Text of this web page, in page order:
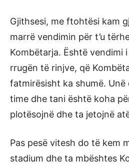
Gjithsesi, me ftohtësi kam
marrë vendimin për t’u
Kombëtarja. Është vendimi
rrugën të rinjve, që
fatmirësisht ka shumë. Unë
time dhe tani është koha
plotësojnë dhe ta jetojnë
Pas pesë vitesh do të kem
stadium dhe ta mbështes